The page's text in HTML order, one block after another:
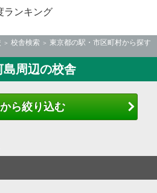
ランキング
校舎検索
東京都の駅・市区町村から探す
島周辺の校舎
ら絞り込む